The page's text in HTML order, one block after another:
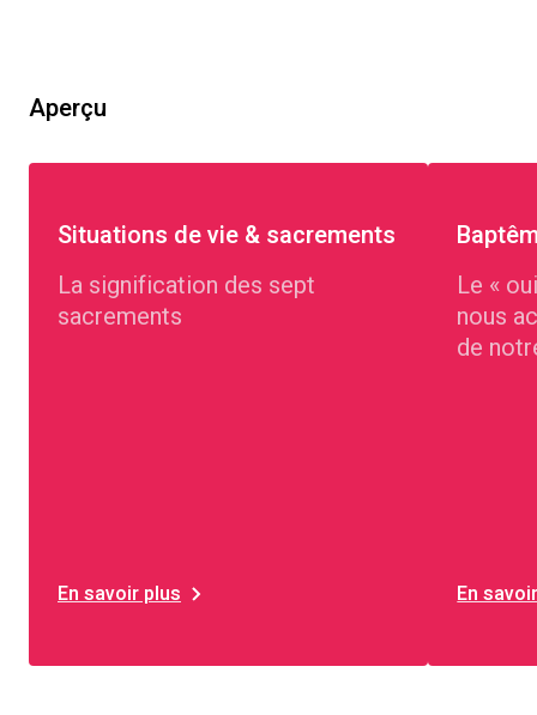
Aperçu
Situations de vie & sacrements
La signification des sept
sacrements
En savoir plus
Le «
nous
de
En